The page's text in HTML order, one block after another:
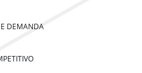
DEMANDA